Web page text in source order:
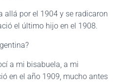
allá por el 1904 y se radicaron
el último hijo en el 1908.
a mi bisabuela, a mi
en el año 1909, mucho antes